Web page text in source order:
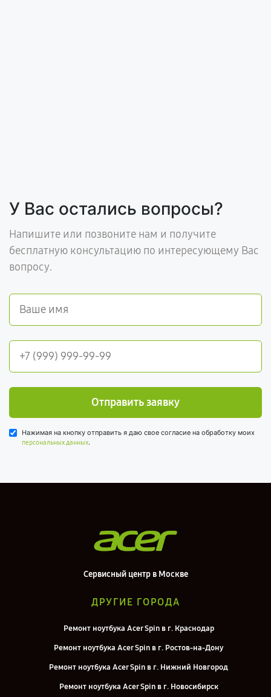
У Вас остались вопросы?
Напишите или позвоните нам и получите
бесплатную консультацию по интересующему Вас
вопросу.
Отправить заявку
Нажимая на кнопку отправить я даю свое согласие на обработку моих
персональных данных.
Сервисный центр в Москве
ДРУГИЕ ГОРОДА
Ремонт ноутбука Acer Spin в г. Краснодар
Ремонт ноутбука Acer Spin в г. Ростов-на-Дону
Ремонт ноутбука Acer Spin в г. Нижний Новгород
Ремонт ноутбука Acer Spin в г. Новосибирск